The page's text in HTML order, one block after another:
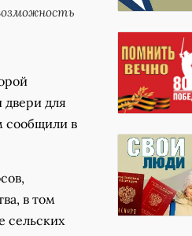
для
сообщили в
в том
сельских